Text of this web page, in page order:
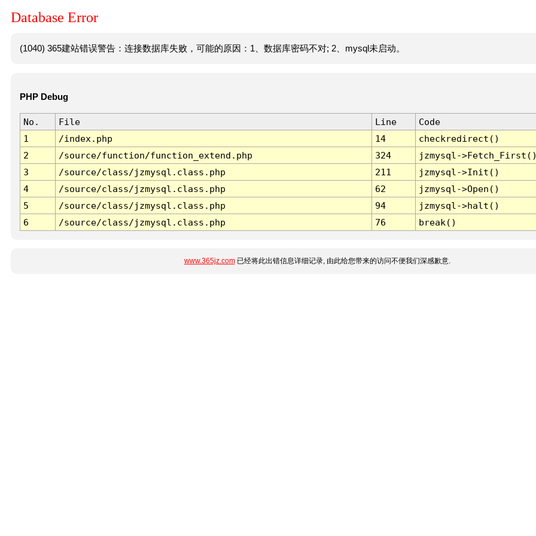
Database Error
(1040) 365建站错误警告：连接数据库失败，可能的原因：1、数据库密码不对; 2、mysql未启动。
PHP Debug
No. File Line
Code
1
/index.php 14
checkredirect()
2
/source/function/function_extend.php 324
jzmysql-
3
/source/class/jzmysql.class.php 211
jzmysql->Init()
4
/source/class/jzmysql.class.php 62
jzmysql->Open()
5
/source/class/jzmysql.class.php 94
jzmysql->halt()
6
/source/class/jzmysql.class.php 76 break()
www.365jz.com已经将此出错信息详细记录, 由此给您带来的访问不便我们深感歉意.